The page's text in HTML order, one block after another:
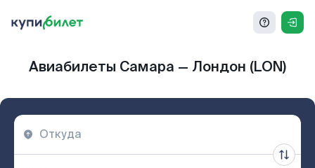
Авиабилеты Самара — Лондон (LON)